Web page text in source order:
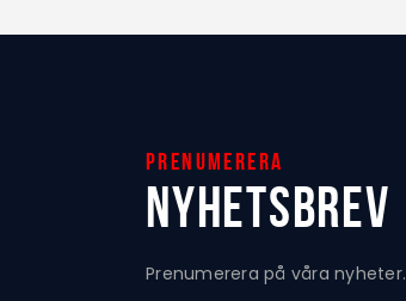
Prenumerera
Nyhetsbrev
Prenumerera på våra nyheter.